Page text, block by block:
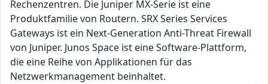
Rechenzentren. Die Juniper MX-Serie ist eine
Produktfamilie von Routern. SRX Series Services
Gateways ist ein Next-Generation Anti-Threat Firewall
von Juniper. Junos Space ist eine Software-Plattform,
die eine Reihe von Applikationen für das
Netzwerkmanagement beinhaltet.